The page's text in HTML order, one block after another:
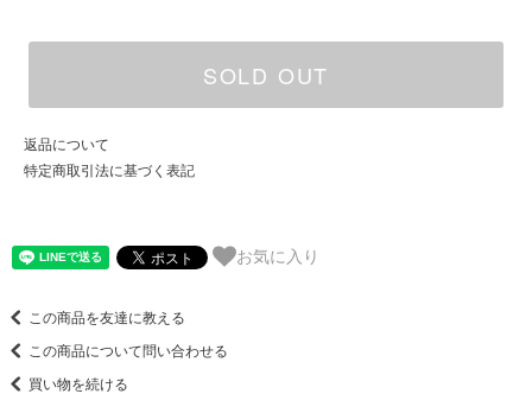
SOLD OUT
返品について
特定商取引法に基づく表記
お気に入り
この商品を友達に教える
この商品について問い合わせる
買い物を続ける